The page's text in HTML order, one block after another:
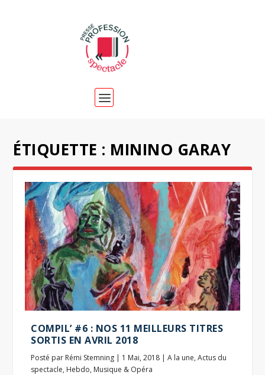
ÉTIQUETTE : MININO GARAY
COMPIL’ #6 : NOS 11 MEILLEURS TITRES
SORTIS EN AVRIL 2018
Posté par Rémi Stemning | 1 Mai, 2018 |A la une,Actus du
spectacle, Hebdo, Musique & Opéra